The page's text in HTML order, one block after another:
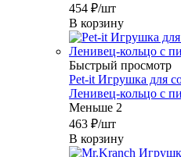
454 ₽/шт
В корзину
Быстрый просмотр
Pet-it Игрушка для
Ленивец-кольцо с
Меньше 2
463 ₽/шт
В корзину